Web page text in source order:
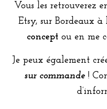
Vous les retrouverez
Etsy, sur Bordeaux
concept ou en me
Je peux également
sur commande!